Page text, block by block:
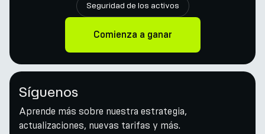
Seguridad de los activos
Comienza a ganar
Síguenos
Aprende más sobre nuestra estrategia,
actualizaciones, nuevas tarifas y más.